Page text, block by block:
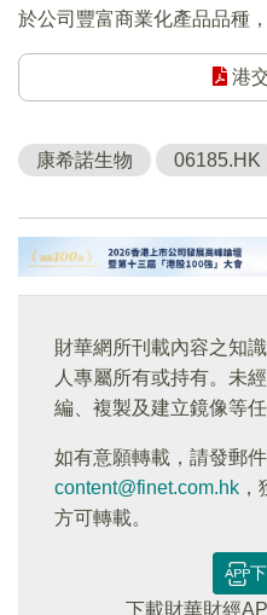
於公司豐富商業化產品品種
港
康希諾生物 06185.HK
財華網所刊載內容之知
人專屬所有或持有。未
編、複製及建立鏡像等任
如有意願轉載，請發郵
content@finet.com.hk
方可轉載。
下載財華財經